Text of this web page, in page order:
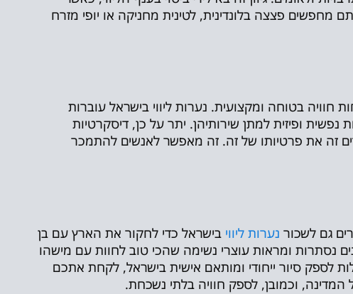
מחפשים פצצה בלונדינית, לטינית מחניקה או יופי מזרח
חוויה בטוחה ומקצועית. נערות ליווי בישראל עוברות
נפשית ופיזית למתן שירותיהן. יתר על כן, דיסקרטיות
זה את פרטיותו של זה. זה מאפשר לאנשים להתמכר
גם לשכור נערות ליווי בישראל כדי לחקור את הארץ עם בן
נסתרות ומראות עוצרי נשימה שהכי טוב לחוות עם מישהו
לספק סיור ייחודי ומותאם אישית בישראל, לקחת אתכם
וכמובן, לספק חוויה בלתי נשכחת.